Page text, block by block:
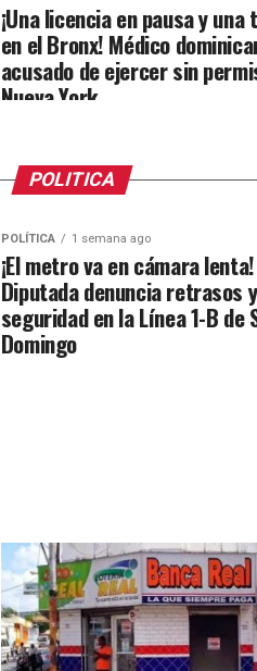
¡Una licencia en pausa y
en el Bronx! Médico
acusado de ejercer sin
Nueva York
POLITICA
POLÍTICA 1 semana ago
¡El metro va en cámara lenta!
Diputada denuncia retrasos
seguridad en la Línea 1-B de
Domingo